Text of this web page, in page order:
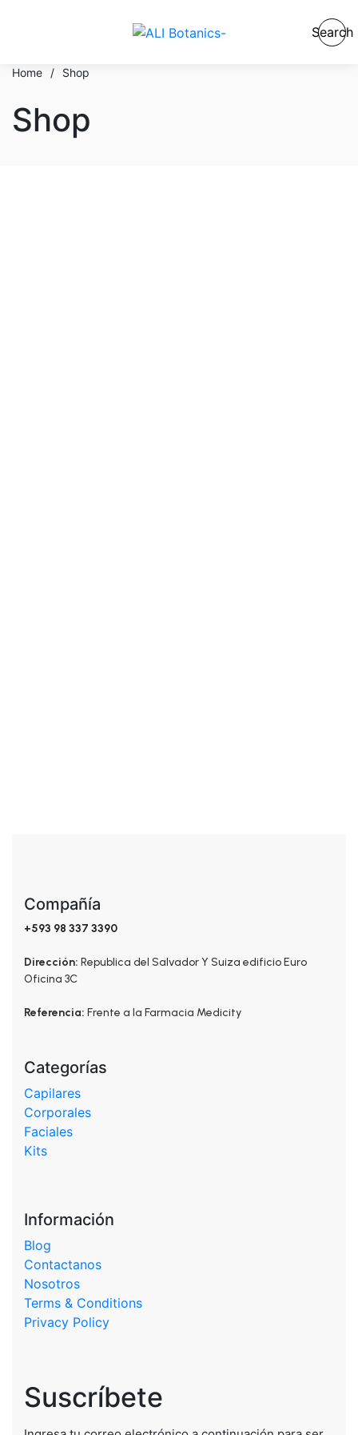
Search
Home / Shop
Shop
Compañía
+593 98 337 3390
Dirección: Republica del Salvador Y Suiza edificio Euro
Oficina 3C
Referencia: Frente a la Farmacia Medicity
Categorías
Capilares
Corporales
Faciales
Kits
Información
Blog
Contactanos
Nosotros
Terms & Conditions
Privacy Policy
Suscríbete